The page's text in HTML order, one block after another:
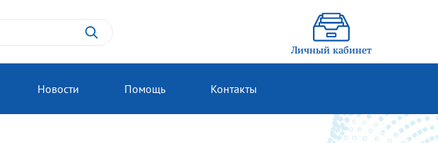
Личный кабинет
Новости Помощь Контакты